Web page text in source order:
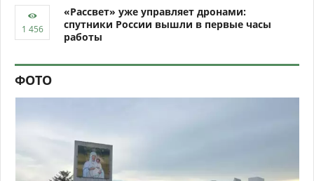
«Рассвет» уже управляет дронами:
спутники России вышли в первые часы
работы
ФОТО